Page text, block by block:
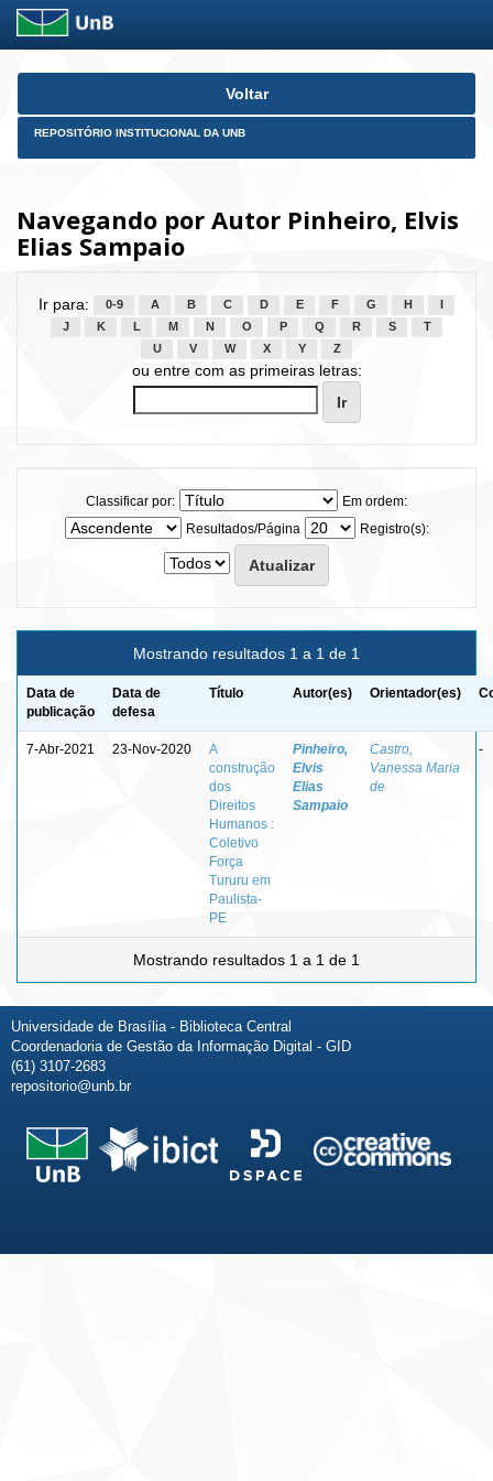
Skip
Voltar
REPOSITÓRIO INSTITUCIONAL DA UNB
Navegando por Autor Pinheiro, Elvis
Elias Sampaio
Ir para: 0-9 A B C D E F G H
J
K L M N O P Q R S
T
U
V W X Y Z
ou entre com as primeiras letras:
Classificar por:
Em ordem:
Resultados/Página
Registro(s):
Mostrando resultados 1 a 1 de 1
Data de
publicação
Data de
defesa
Título Autor(es) Orientador(es)
7-Abr-2021 23-Nov-2020
A
construção
dos
Direitos
Humanos :
Coletivo
Força
Tururu em
Paulista-
PE
Pinheiro,
Elvis
Elias
Sampaio
Castro,
Vanessa Maria
de
-
Mostrando resultados 1 a 1 de 1
Universidade de Brasília - Biblioteca Central
Coordenadoria de Gestão da Informação Digital - GID
(61) 3107-2683
repositorio@unb.br